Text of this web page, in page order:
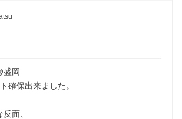
盛岡
確保出来ました。
面、